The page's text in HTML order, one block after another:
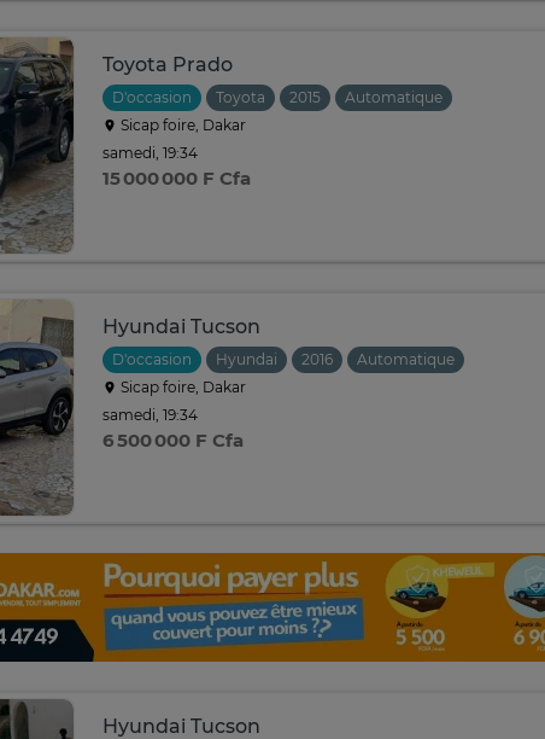
Toyota Prado
D'occasion Toyota 2015
Automatique
Sicap foire, Dakar
samedi, 19:34
15 000 000 F Cfa
Hyundai Tucson
D'occasion Hyundai 2016
Automatique
Sicap foire, Dakar
samedi, 19:34
6 500 000 F Cfa
Hyundai Tucson